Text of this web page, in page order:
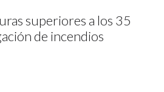
superiores a los 35
de incendios